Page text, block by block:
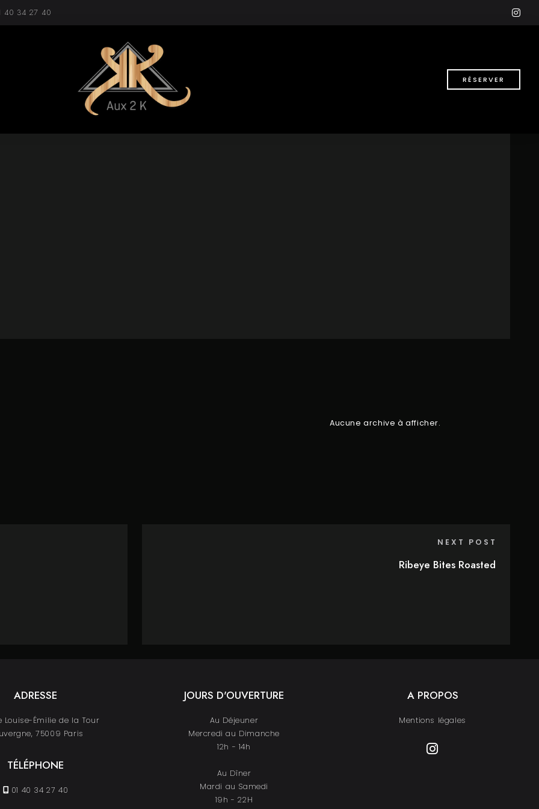
40 34 27 40
RÉSERVER
Aucune archive à afficher.
NEXT POST
Ribeye Bites Roasted
ADRESSE
Louise-Émilie de la Tour
75009 Paris
TÉLÉPHONE
01 40 34 27 40
JOURS D'OUVERTURE
Au Déjeuner
Mercredi au Dimanche
12h - 14h
Au Dîner
Mardi au Samedi
19h - 22H
A PROPOS
Mentions légales